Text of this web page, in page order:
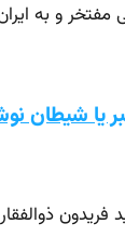
و به
یا شیطان